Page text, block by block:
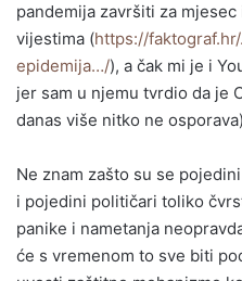
pandemija završiti za
vijestima (https://
epidemija…/), a čak mi je i
jer sam u njemu tvrdio da je
danas više nitko ne
Ne znam zašto su se
i pojedini političari toliko
panike i nametanja
će s vremenom to sve biti